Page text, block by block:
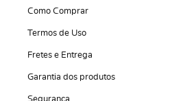
Como Comprar
Termos de Uso
Fretes e Entrega
Garantia dos produtos